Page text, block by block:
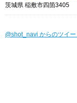
茨城県 稲敷市四箇3405
@shot_navi からのツイー